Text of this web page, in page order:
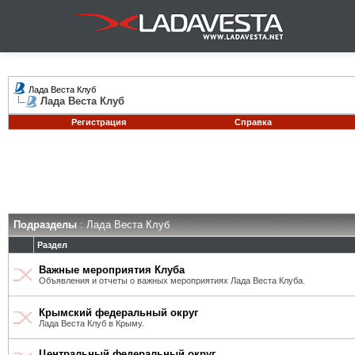
Лада Веста Клуб
Лада Веста Клуб
Регистрация Справка
Подразделы: Лада Веста Клуб
Раздел
Важные мероприятия Клуба
Объявления и отчеты о важных мероприятиях Лада Веста Клуба.
Крымский федеральный округ
Лада Веста Клуб в Крыму.